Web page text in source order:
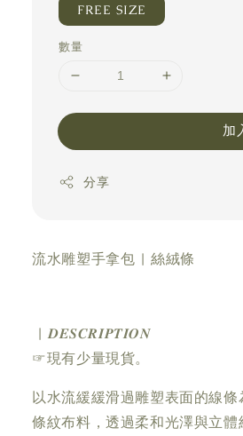
FREE SIZE
數量
加
分享
流水雕塑手拿包 | 絲絨條
| 𝑫𝑬𝑺𝑪𝑹𝑰𝑷𝑻𝑰𝑶𝑵
☞現有少量現貨。
以水流緩緩滑過雕塑表面的線
條紋布料，透過柔和光澤與立